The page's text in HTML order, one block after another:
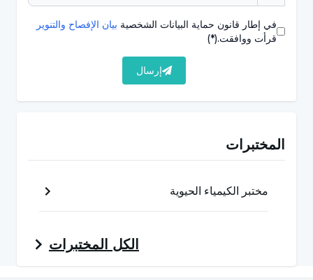
اختبار aPTT في الحالات المحددة;
النزيف الشديد غير المحدد
نزيف بسيط في اللثة
نزيف الأنف المستمر الذي لا يتوقف بسهولة
في إطار قانون حماية البيانات الشخصية بيان الإفصاح والتنوير
قرأت ووافقت.(*)
إرسال
المختبرات
مختبر الكيمياء الحيوية
الكل المختبرات